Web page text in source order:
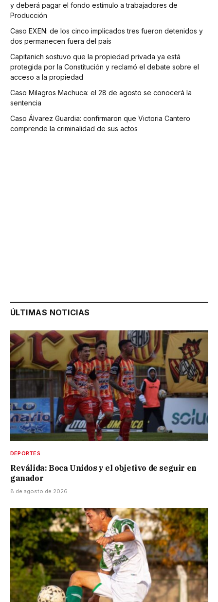
y deberá pagar el fondo estímulo a trabajadores de
Producción
Caso EXEN: de los cinco implicados tres fueron detenidos y
dos permanecen fuera del país
Capitanich sostuvo que la propiedad privada ya está
protegida por la Constitución y reclamó el debate sobre el
acceso a la propiedad
Caso Milagros Machuca: el 28 de agosto se conocerá la
sentencia
Caso Álvarez Guardia: confirmaron que Victoria Cantero
comprende la criminalidad de sus actos
ÚLTIMAS NOTICIAS
DEPORTES
Reválida: Boca Unidos y el objetivo de seguir en
ganador
8 de agosto de 2026